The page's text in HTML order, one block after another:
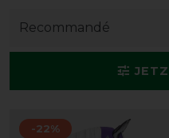
-22%